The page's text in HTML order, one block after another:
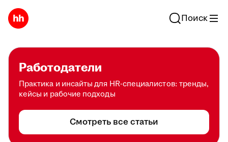
Поиск
Работодатели
Практика и инсайты для HR-специалистов: тренды,
кейсы и рабочие подходы
Смотреть все статьи